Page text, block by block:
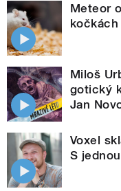
Meteor
Miloš
gotický
Jan
Voxel
S